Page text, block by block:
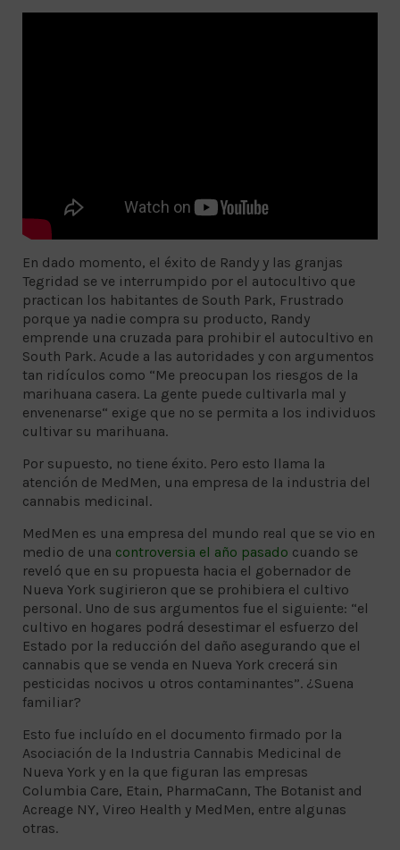
En dado momento, el éxito de Randy y las granjas
Tegridad se ve interrumpido por el autocultivo que
practican los habitantes de South Park, Frustrado
porque ya nadie compra su producto, Randy
emprende una cruzada para prohibir el autocultivo en
South Park. Acude a las autoridades y con argumentos
tan ridículos como “Me preocupan los riesgos de la
marihuana casera. La gente puede cultivarla mal y
envenenarse“ exige que no se permita a los individuos
cultivar su marihuana.
Por supuesto, no tiene éxito. Pero esto llama la
atención de MedMen, una empresa de la industria del
cannabis medicinal.
MedMen es una empresa del mundo real que se vio en
medio de una controversia el año pasado cuando se
reveló que en su propuesta hacia el gobernador de
Nueva York sugirieron que se prohibiera el cultivo
personal. Uno de sus argumentos fue el siguiente: “el
cultivo en hogares podrá desestimar el esfuerzo del
Estado por la reducción del daño asegurando que el
cannabis que se venda en Nueva York crecerá sin
pesticidas nocivos u otros contaminantes”. ¿Suena
familiar?
Esto fue incluído en el documento firmado por la
Asociación de la Industria Cannabis Medicinal de
Nueva York y en la que figuran las empresas
Columbia Care, Etain, PharmaCann, The Botanist and
Acreage NY, Vireo Health y MedMen, entre algunas
otras.